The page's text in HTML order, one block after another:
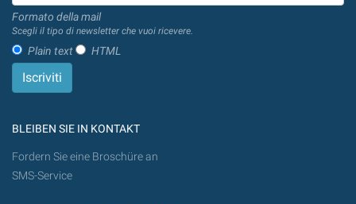
Formato della mail
Scegli il tipo di newsletter che vuoi ricevere.
Plain text HTML
BLEIBEN SIE IN KONTAKT
Fordern Sie eine Broschüre an
SMS-Service